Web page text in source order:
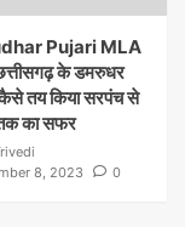
Pujari MLA
के डमरुधर
तय किया सरपंच से
का सफर
8, 2023
0